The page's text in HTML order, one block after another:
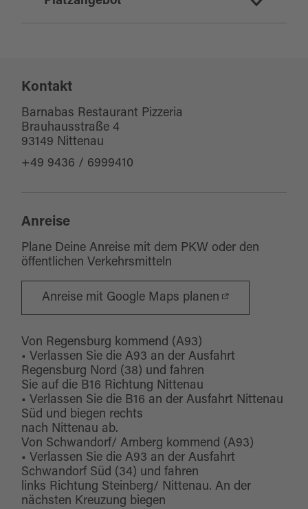
indisch
Sitzplätze Außenbereich:
Kontakt
Barnabas Restaurant Pizzeria
Brauhausstraße 4
93149 Nittenau
+49 9436 / 6999410
Anreise
Plane Deine Anreise mit dem PKW oder den
öffentlichen Verkehrsmitteln
Anreise mit Google Maps planen
Von Regensburg kommend (A93)
• Verlassen Sie die A93 an der Ausfahrt
Regensburg Nord (38) und fahren
Sie auf die B16 Richtung Nittenau
• Verlassen Sie die B16 an der Ausfahrt Nittenau
Süd und biegen rechts
nach Nittenau ab.
Von Schwandorf/ Amberg kommend (A93)
• Verlassen Sie die A93 an der Ausfahrt
Schwandorf Süd (34) und fahren
links Richtung Steinberg/ Nittenau. An der
nächsten Kreuzung biegen